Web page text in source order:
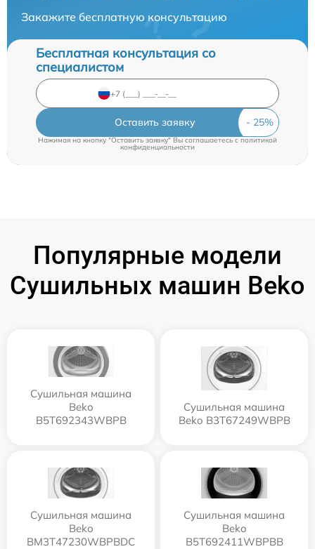
Закажите бесплатную консультацию
Бесплатная консультация со
специалистом
Оставить заявку
Нажимая на кнопку "Оставить заявку" Вы соглашаетесь cполитикой
конфиденциальности
Популярные модели
Сушильных машин Beko
Сушильная машина
Beko
B5T692343WBPB
Сушильная машина
Beko B3T67249WBPB
Сушильная машина
Beko
BM3T47230WBPBDC
Сушильная машина
Beko
B5T692411WBPBB